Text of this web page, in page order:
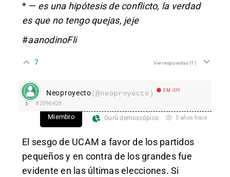
* — es una hipótesis de conflicto, la verdad
es que no tengo quejas, jeje
#aanodinoFli
7 Ver respuestas(1)
Neoproyecto(@neoproyecto) EM Off
#2096428
Miembro Gurú demoscópico 5 años hace
El sesgo de UCAM a favor de los partidos
pequeños y en contra de los grandes fue
evidente en las últimas elecciones. Si